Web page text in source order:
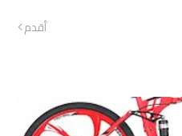
أقدم